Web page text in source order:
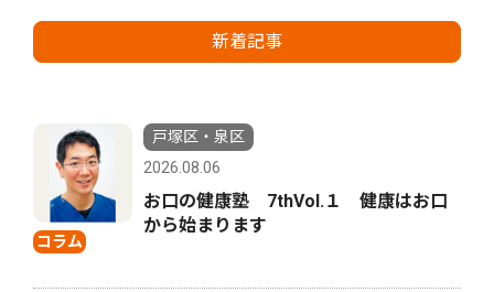
新着記事
コラム
戸塚区・泉区
2026.08.06
お口の健康塾 7thVol.１ 健康はお口
から始まります